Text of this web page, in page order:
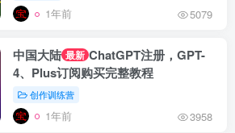
1年前 5079
中国大陆 最新 ChatGPT注册，GPT-
4、Plus订阅购买完整教程
创作训练营
1年前 3958